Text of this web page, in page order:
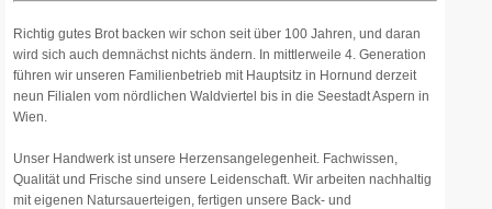
Richtig gutes Brot backen wir schon seit über 100 Jahren, und daran
wird sich auch demnächst nichts ändern. In mittlerweile 4. Generation
führen wir unseren Familienbetrieb mit Hauptsitz in Hornund derzeit
neun Filialen vom nördlichen Waldviertel bis in die Seestadt Aspern in
Wien.
Unser Handwerk ist unsere Herzensangelegenheit. Fachwissen,
Qualität und Frische sind unsere Leidenschaft. Wir arbeiten nachhaltig
mit eigenen Natursauerteigen, fertigen unsere Back- und